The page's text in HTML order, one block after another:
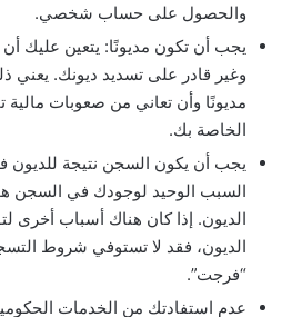
والحصول على حساب شخصي.
يجب أن تكون مديونًا: يتعين عليك
وغير قادر على تسديد ديونك. يعني
مديونًا وأن تعاني من صعوبات
الخاصة بك.
يجب أن يكون السجن نتيجة للديون
السبب الوحيد لوجودك في السجن
الديون. إذا كان هناك أسباب أخرى
الديون، فقد لا تستوفي شروط
“فرجت”.
عدم استفادتك من الخدمات